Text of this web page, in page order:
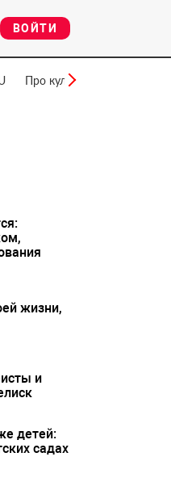
ВОЙТИ
Про культуру UG.RU
жизни,
и
детей:
садах